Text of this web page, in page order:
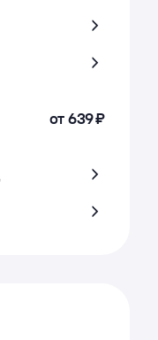
от639 ⁠₽